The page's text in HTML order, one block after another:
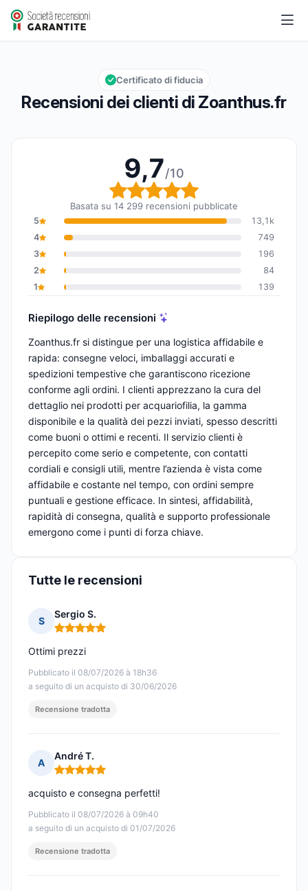
Zoanthus.fr
Valutazione globale: 9,7 su 10
9,7/10
Recensioni dei clienti di Zoanthus.fr
Certificato di fiducia
9,7/10
Valutazione globale:
Basata su 14 299 recensioni pubblicate
5
13,1k
4
749
3
196
2
84
1
139
Riepilogo delle recensioni
Zoanthus.fr si distingue per una logistica affidabile e
rapida: consegne veloci, imballaggi accurati e
spedizioni tempestive che garantiscono ricezione
conforme agli ordini. I clienti apprezzano la cura del
dettaglio nei prodotti per acquariofilia, la gamma
disponibile e la qualità dei pezzi inviati, spesso descritti
come buoni o ottimi e recenti. Il servizio clienti è
percepito come serio e competente, con contatti
cordiali e consigli utili, mentre l’azienda è vista come
affidabile e costante nel tempo, con ordini sempre
puntuali e gestione efficace. In sintesi, affidabilità,
rapidità di consegna, qualità e supporto professionale
emergono come i punti di forza chiave.
Tutte le recensioni
S
Sergio S.
Nota: 5 su 5
Pubblicato il 08/07/2026 à 18h36
a seguito di un acquisto di 30/06/2026
Ottimi prezzi
Recensione tradotta
A
André T.
Nota: 5 su 5
Pubblicato il 08/07/2026 à 09h40
a seguito di un acquisto di 01/07/2026
acquisto e consegna perfetti!
Recensione tradotta